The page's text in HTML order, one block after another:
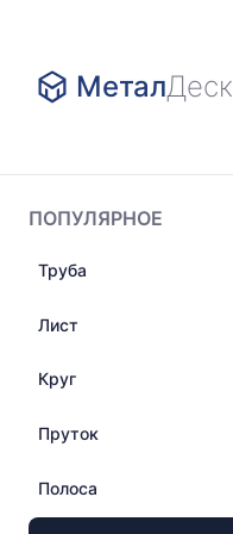
МеталДеск
ПОПУЛЯРНОЕ
Труба
Лист
Круг
Пруток
Полоса